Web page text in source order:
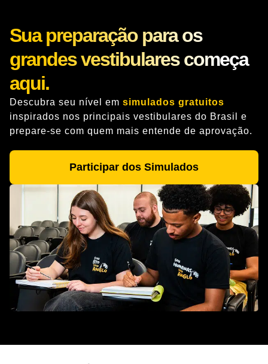
Sua preparação para os
grandes vestibulares começa
aqui.
Descubra seu nível em simulados gratuitos
inspirados nos principais vestibulares do Brasil e
prepare-se com quem mais entende de aprovação.
Participar dos Simulados